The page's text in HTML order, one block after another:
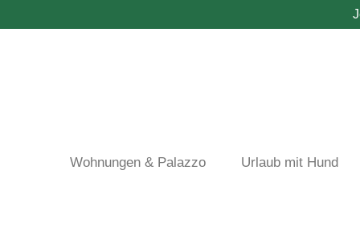
zum
Wohnungen & Palazzo Urlaub mit Hund